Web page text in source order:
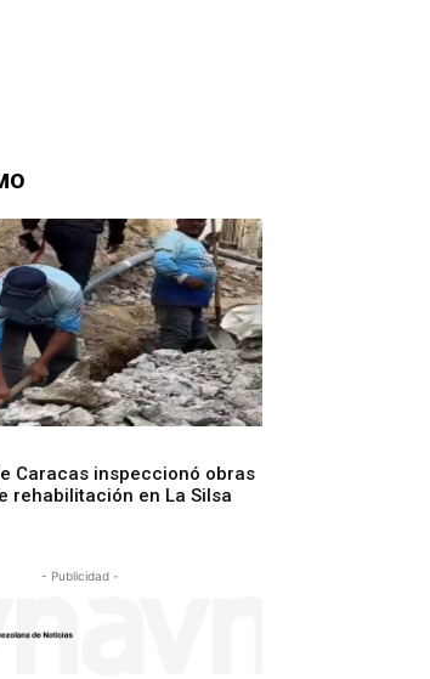
Caracas inspeccionó obras
rehabilitación en La Silsa
- Publicidad -